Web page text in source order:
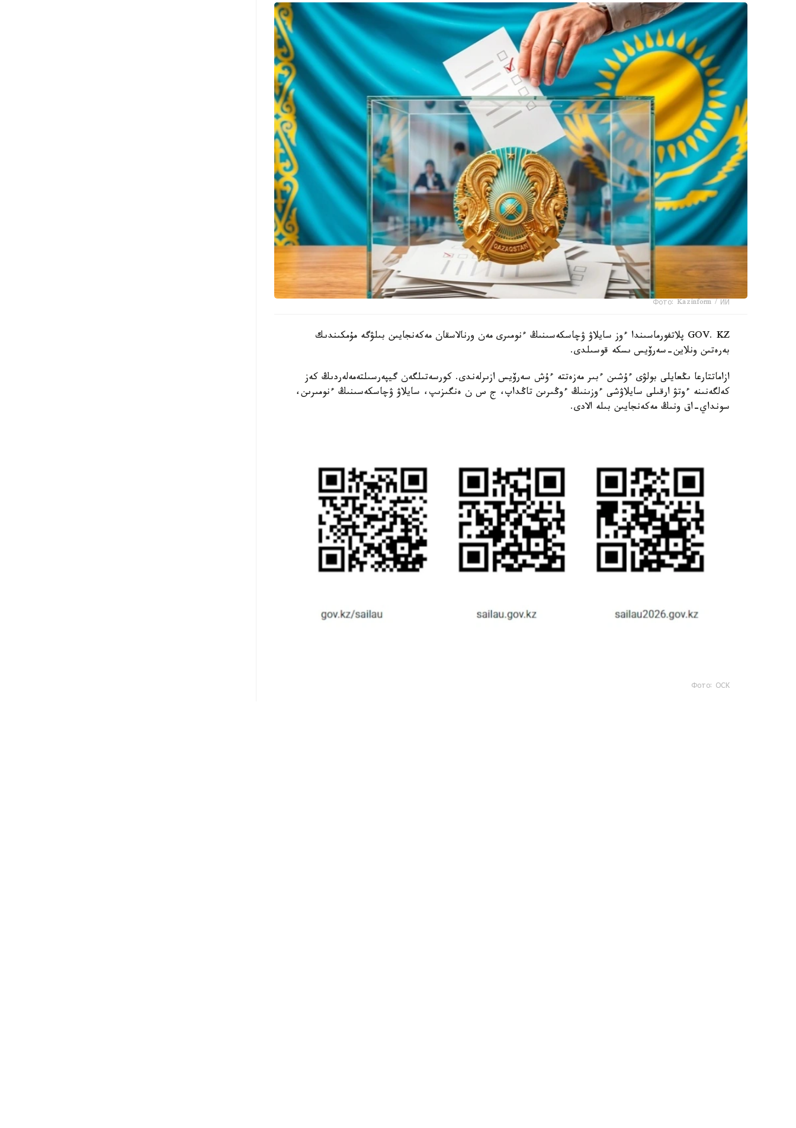
Фото: Kazinform / ИИ
GOV. KZ پلاتفورماسىندا ءوز سايلاۋ ۋچاسكەسىنىڭ ءنومىرى مەن ورنالاسقان مەكەنجايىن بىلۋگە مۇمكىندىك
بەرەتىن ونلاين-سەرۆيس ىسكە قوسىلدى.
ازاماتتارعا ىڭعايلى بولۋى ءۇشىن ءبىر مەزەتتە ءۇش سەرۆيس ازىرلەندى. كورسەتىلگەن گيپەرسىلتەمەلەردىڭ كەز
كەلگەنىنە ءوتۋ ارقىلى سايلاۋشى ءوزىنىڭ ءوڭىرىن تاڭداپ، ج س ن ەنگىزىپ، سايلاۋ ۋچاسكەسىنىڭ ءنومىرىن،
سونداي-اق ونىڭ مەكەنجايىن بىلە الادى.
Фото: ОСК